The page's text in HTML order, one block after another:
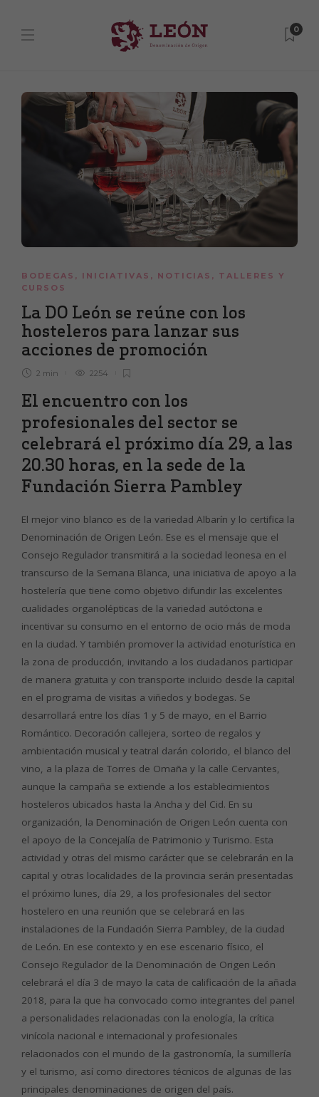
0
BODEGAS , INICIATIVAS , NOTICIAS , TALLERES Y
CURSOS
La DO León se reúne con los
hosteleros para lanzar sus
acciones de promoción
2 min 2254
El encuentro con los
profesionales del sector se
celebrará el próximo día 29, a las
20.30 horas, en la sede de la
Fundación Sierra Pambley
El mejor vino blanco es de la variedad Albarín y lo certifica la
Denominación de Origen León. Ese es el mensaje que el
Consejo Regulador transmitirá a la sociedad leonesa en el
transcurso de la Semana Blanca, una iniciativa de apoyo a la
hostelería que tiene como objetivo difundir las excelentes
cualidades organolépticas de la variedad autóctona e
incentivar su consumo en el entorno de ocio más de moda
en la ciudad. Y también promover la actividad enoturística en
la zona de producción, invitando a los ciudadanos participar
de manera gratuita y con transporte incluido desde la capital
en el programa de visitas a viñedos y bodegas. Se
desarrollará entre los días 1 y 5 de mayo, en el Barrio
Romántico. Decoración callejera, sorteo de regalos y
ambientación musical y teatral darán colorido, el blanco del
vino, a la plaza de Torres de Omaña y la calle Cervantes,
aunque la campaña se extiende a los establecimientos
hosteleros ubicados hasta la Ancha y del Cid. En su
organización, la Denominación de Origen León cuenta con
el apoyo de la Concejalía de Patrimonio y Turismo. Esta
actividad y otras del mismo carácter que se celebrarán en la
capital y otras localidades de la provincia serán presentadas
el próximo lunes, día 29, a los profesionales del sector
hostelero en una reunión que se celebrará en las
instalaciones de la Fundación Sierra Pambley, de la ciudad
de León. En ese contexto y en ese escenario físico, el
Consejo Regulador de la Denominación de Origen León
celebrará el día 3 de mayo la cata de calificación de la añada
2018, para la que ha convocado como integrantes del panel
a personalidades relacionadas con la enología, la crítica
vinícola nacional e internacional y profesionales
relacionados con el mundo de la gastronomía, la sumillería
y el turismo, así como directores técnicos de algunas de las
principales denominaciones de origen del país.